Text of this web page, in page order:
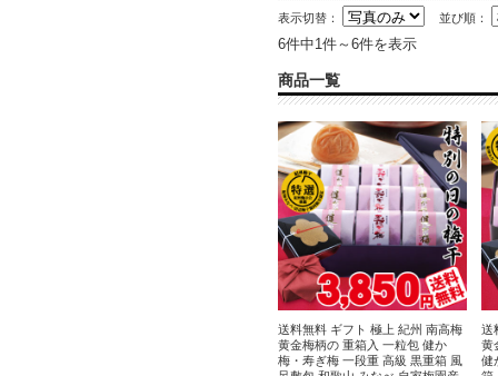
表示切替： 並び順：
6件中1件～6件を表示
商品一覧
送料無料 ギフト 極上 紀州 南高梅
黄金梅柄の 重箱入 一粒包 健か
梅・寿ぎ梅 一段重 高級 黒重箱 風
送
黄
健